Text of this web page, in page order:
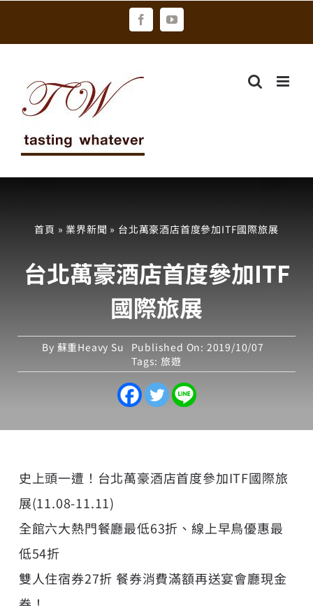
FacebookYouTube
首頁 » 業界新聞 » 台北萬豪酒店首度參加ITF國際旅展
台北萬豪酒店首度參加ITF
國際旅展
By 蘇重Heavy Su
Published On: 2019/10/07
Tags: 旅遊
史上頭一遭！台北萬豪酒店首度參加ITF國際旅
展(11.08-11.11)
全館六大熱門餐廳最低63折、線上早鳥優惠最
低54折
雙人住宿券27折 餐券消費滿額再送宴會廳現金